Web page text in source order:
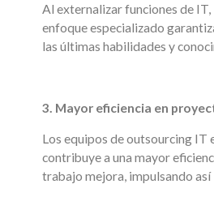
Al externalizar funciones de
enfoque especializado
las últimas habilidades y
3. Mayor eficiencia en
Los equipos de outsourcing IT
contribuye a una mayor
trabajo mejora, impulsando